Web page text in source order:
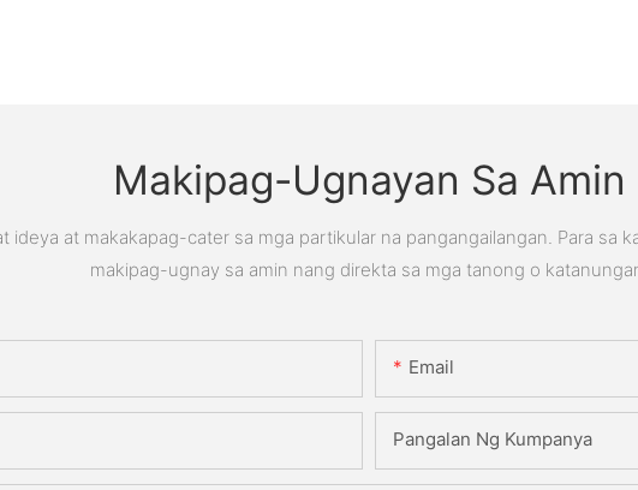
Makipag-Ugnayan Sa Amin
at makakapag-cater sa mga partikular na pangangailangan. Para sa
makipag-ugnay sa amin nang direkta sa mga tanong o
Email
Pangalan Ng Kumpanya